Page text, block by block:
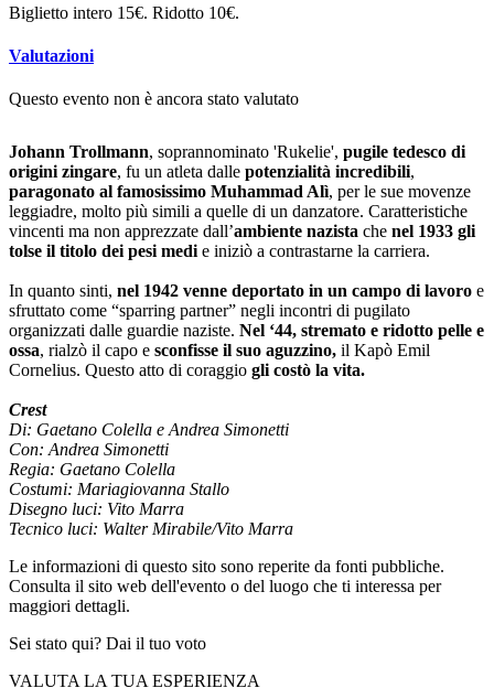
Biglietto intero 15€. Ridotto 10€.
Valutazioni
Questo evento non è ancora stato valutato
Johann Trollmann, soprannominato 'Rukelie', pugile tedesco di
origini zingare, fu un atleta dalle potenzialità incredibili,
paragonato al famosissimo Muhammad Alì, per le sue movenze
leggiadre, molto più simili a quelle di un danzatore. Caratteristiche
vincenti ma non apprezzate dall’ambiente nazista che nel 1933 gli
tolse il titolo dei pesi medi e iniziò a contrastarne la carriera.
In quanto sinti, nel 1942 venne deportato in un campo di lavoro e
sfruttato come “sparring partner” negli incontri di pugilato
organizzati dalle guardie naziste. Nel ‘44, stremato e ridotto pelle e
ossa, rialzò il capo e sconfisse il suo aguzzino, il Kapò Emil
Cornelius. Questo atto di coraggio gli costò la vita.
Crest
Di: Gaetano Colella e Andrea Simonetti
Con: Andrea Simonetti
Regia: Gaetano Colella
Costumi: Mariagiovanna Stallo
Disegno luci: Vito Marra
Tecnico luci: Walter Mirabile/Vito Marra
Le informazioni di questo sito sono reperite da fonti pubbliche.
Consulta il sito web dell'evento o del luogo che ti interessa per
maggiori dettagli.
Sei stato qui? Dai il tuo voto
VALUTA LA TUA ESPERIENZA